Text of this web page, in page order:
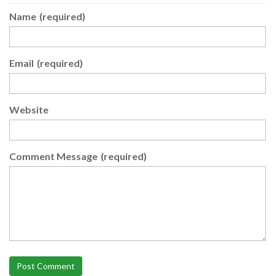
Name (required)
Email (required)
Website
Comment Message (required)
Post Comment